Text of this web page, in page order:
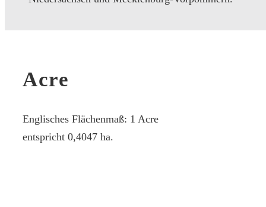
Acre
Englisches Flächenmaß: 1 Acre
entspricht 0,4047 ha.